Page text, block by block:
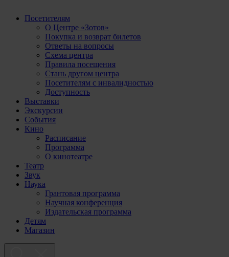
Посетителям
О Центре «Зотов»
Покупка и возврат билетов
Ответы на вопросы
Схема центра
Правила посещения
Стань другом центра
Посетителям с инвалидностью
Доступность
Выставки
Экскурсии
События
Кино
Расписание
Программа
О кинотеатре
Театр
Звук
Наука
Грантовая программа
Научная конференция
Издательская программа
Детям
Магазин